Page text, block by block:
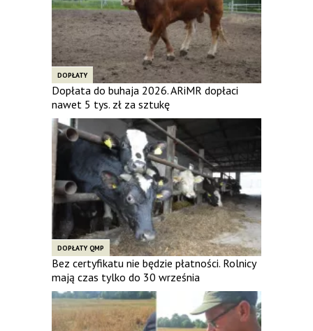
DOPŁATY
Dopłata do buhaja 2026. ARiMR dopłaci
nawet 5 tys. zł za sztukę
DOPŁATY QMP
Bez certyfikatu nie będzie płatności. Rolnicy
mają czas tylko do 30 września